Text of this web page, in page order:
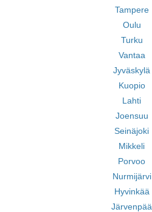
Tampere
Oulu
Turku
Vantaa
Jyväskylä
Kuopio
Lahti
Joensuu
Seinäjoki
Mikkeli
Porvoo
Nurmijärvi
Hyvinkää
Järvenpää